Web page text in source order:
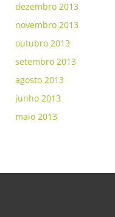
dezembro 2013
novembro 2013
outubro 2013
setembro 2013
agosto 2013
junho 2013
maio 2013